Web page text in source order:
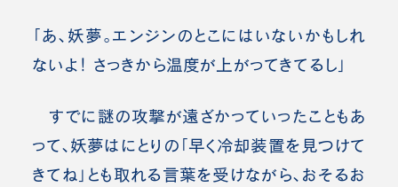
「あ、妖夢。エンジンのとこにはいないかもしれ
ないよ！ さっきから温度が上がってきてるし」
すでに謎の攻撃が遠ざかっていったこともあ
って、妖夢はにとりの「早く冷却装置を見つけて
きてね」とも取れる言葉を受けながら、おそるお